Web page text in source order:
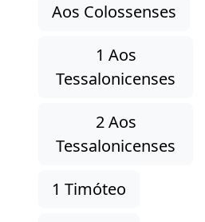
Aos Colossenses
1 Aos
Tessalonicenses
2 Aos
Tessalonicenses
1 Timóteo